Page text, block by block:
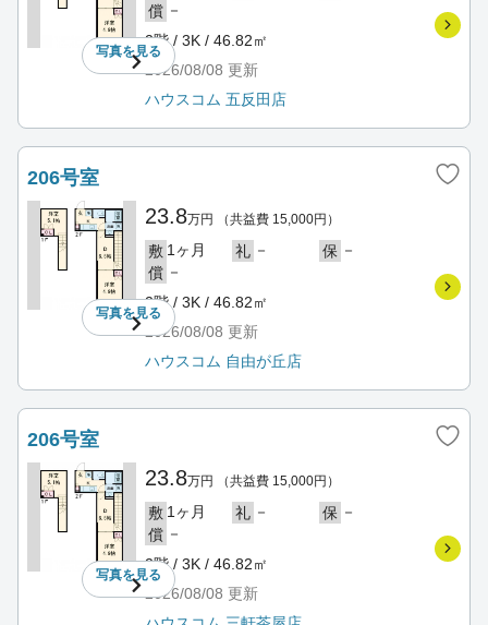
写真を見る
償 －
2階 / 3K / 46.82㎡
2026/08/08 更新
ハウスコム 五反田店
206号室
写真を見る
23.8万円 （共益費 15,000円）
敷 1ヶ月 礼 － 保 －
償 －
2階 / 3K / 46.82㎡
2026/08/08 更新
ハウスコム 自由が丘店
206号室
写真を見る
23.8万円 （共益費 15,000円）
敷 1ヶ月 礼 － 保 －
償 －
2階 / 3K / 46.82㎡
2026/08/08 更新